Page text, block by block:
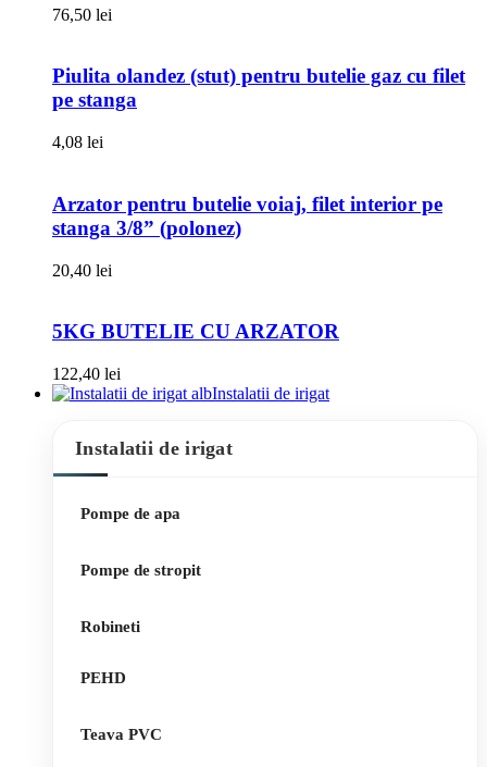
76,50 lei
Piulita olandez (stut) pentru butelie gaz cu filet
pe stanga
4,08 lei
Arzator pentru butelie voiaj, filet interior pe
stanga 3/8” (polonez)
20,40 lei
5KG BUTELIE CU ARZATOR
122,40 lei
Instalatii de irigat
Instalatii de irigat
Pompe de apa
Pompe de stropit
Robineti
PEHD
Teava PVC